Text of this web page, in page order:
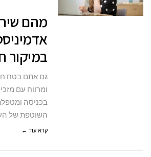
מהם
במיקור
גם אתם בטח
ומרווח עם
בכניסה
השוטפת של
קרא עוד ←